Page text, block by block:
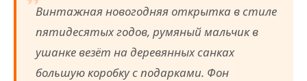
Винтажная новогодняя открытка в стиле
пятидесятых годов, румяный мальчик в
ушанке везёт на деревянных санках
большую коробку с подарками. Фон